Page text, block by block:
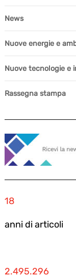
News
Nuove energie e
Nuove tecnologie e
Rassegna stampa
18
anni di articoli
2.495.296